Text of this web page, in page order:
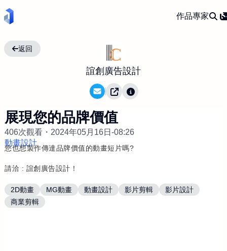
作品專家
返回
誼創廣告設計
展現您的品牌價值
406次觀看・ 2024年05月16日-08:26
動畫設計
2D動畫 MG動畫 動畫設計 影片剪輯
影片設計
商業剪輯
您也想製作傳達品牌價值的動畫短片嗎?
請洽 : 誼創廣告設計！